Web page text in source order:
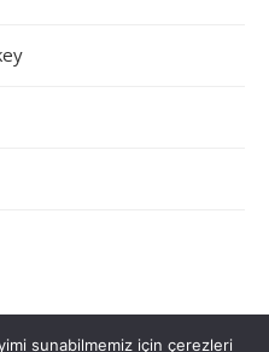
sunabilmemiz için çerezleri